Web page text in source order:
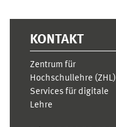
KONTAKT
Zentrum für
Hochschullehre (ZHL)
Services für digitale
Lehre